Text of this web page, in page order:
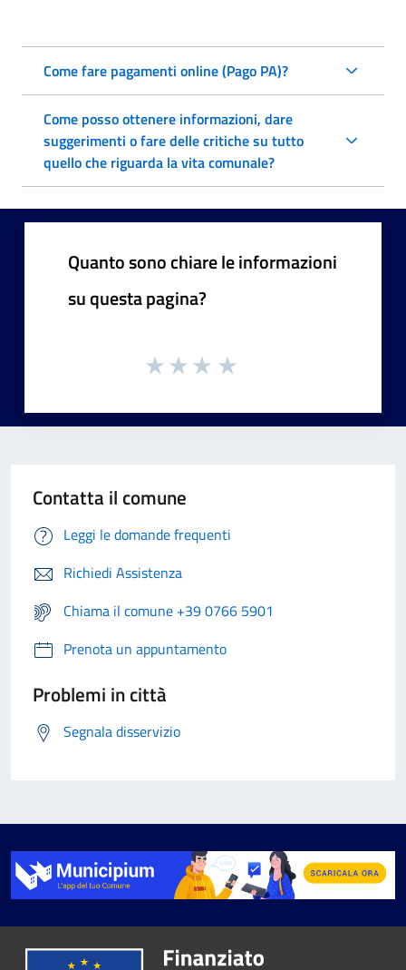
Come fare pagamenti online (Pago PA)?
Come posso ottenere informazioni, dare
suggerimenti o fare delle critiche su tutto
quello che riguarda la vita comunale?
Quanto sono chiare le informazioni
su questa pagina?
Contatta il comune
Leggi le domande frequenti
Richiedi Assistenza
Chiama il comune +39 0766 5901
Prenota un appuntamento
Problemi in città
Segnala disservizio